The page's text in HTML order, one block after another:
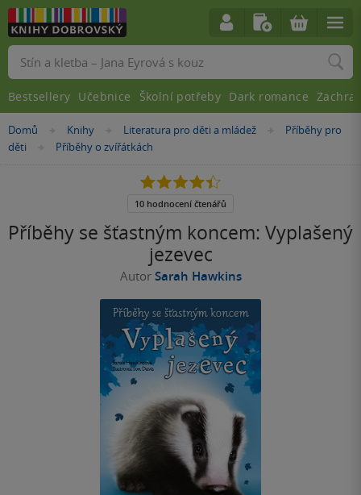
Nacházíte
se
Domů »Knihy »Literatura pro děti a mládež »Příběhy pro
děti
»Příběhy o zvířátkách
Příběhy se šťastným koncem: Vyplašený
jezevec
Autor Sarah Hawkins
4.4
5
10 hodnocení čtenářů
Vyhledávání
Bestsellery Učebnice Školní potřeby Dark romance